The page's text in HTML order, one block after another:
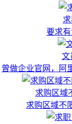
要求
文
曾做企业官网，阿
求购区域
求购区域不